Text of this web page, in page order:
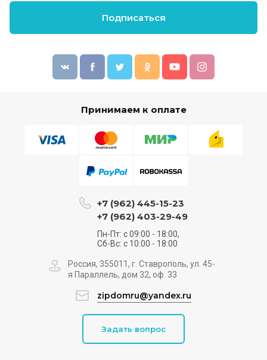
Подписаться
Принимаем к оплате
+7 (962) 445-15-23
+7 (962) 403-29-49
Пн-Пт: с 09:00 - 18:00,
Сб-Вс: с 10:00 - 18:00
Россия, 355011, г. Ставрополь, ул. 45-
я Параллель, дом 32, оф. 33
zipdomru@yandex.ru
Задать вопрос